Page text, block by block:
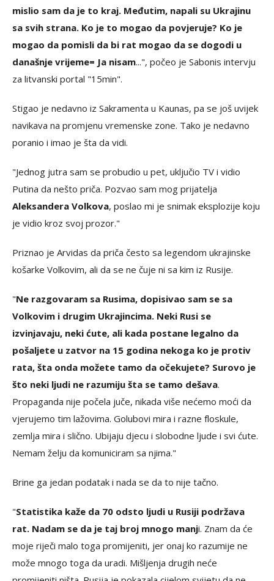
mislio sam da je to kraj. Međutim, napali su Ukrajinu
sa svih strana. Ko je to mogao da povjeruje? Ko je
mogao da pomisli da bi rat mogao da se dogodi u
današnje vrijeme= Ja nisam...", počeo je Sabonis intervju
za litvanski portal "15min".
Stigao je nedavno iz Sakramenta u Kaunas, pa se još uvijek
navikava na promjenu vremenske zone. Tako je nedavno
poranio i imao je šta da vidi.
"Jednog jutra sam se probudio u pet, uključio TV i vidio
Putina da nešto priča. Pozvao sam mog prijatelja
Aleksandera Volkova, poslao mi je snimak eksplozije koju
je vidio kroz svoj prozor."
Priznao je Arvidas da priča često sa legendom ukrajinske
košarke Volkovim, ali da se ne čuje ni sa kim iz Rusije.
"Ne razgovaram sa Rusima, dopisivao sam se sa
Volkovim i drugim Ukrajincima. Neki Rusi se
izvinjavaju, neki ćute, ali kada postane legalno da
pošaljete u zatvor na 15 godina nekoga ko je protiv
rata, šta onda možete tamo da očekujete? Surovo je
što neki ljudi ne razumiju šta se tamo dešava.
Propaganda nije počela juče, nikada više nećemo moći da
vjerujemo tim lažovima. Golubovi mira i razne floskule,
zemlja mira i slično. Ubijaju djecu i slobodne ljude i svi ćute.
Nemam želju da komuniciram sa njima."
Brine ga jedan podatak i nada se da to nije tačno.
"Statistika kaže da 70 odsto ljudi u Rusiji podržava
rat. Nadam se da je taj broj mnogo manji. Znam da će
moje riječi malo toga promijeniti, jer onaj ko razumije ne
može mnogo toga da uradi. Mišljenja drugih neće